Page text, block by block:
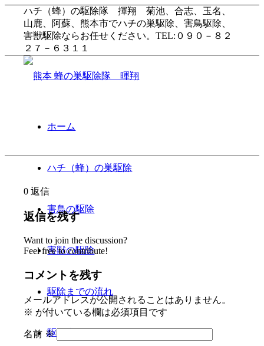
ハチ（蜂）の駆除隊 揮翔 菊池、合志、玉名、
山鹿、阿蘇、熊本市でハチの巣駆除、害鳥駆除、
害獣駆除ならお任せください。TEL:０９０－８２
２７－６３１１
ホーム
ハチ（蜂）の巣駆除
害鳥の駆除
害獣の駆除
駆除までの流れ
駆除事例
0 返信
返信を残す
Want to join the discussion?
Feel free to contribute!
コメントを残す
メールアドレスが公開されることはありません。
※ が付いている欄は必須項目です
名前 ※